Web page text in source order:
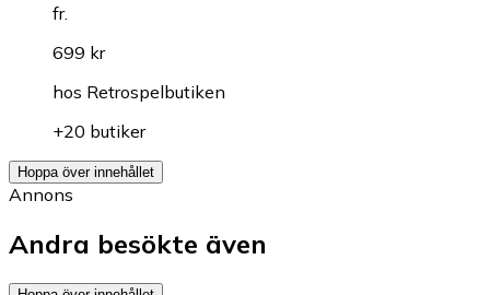
fr.
699 kr
hos Retrospelbutiken
+20 butiker
Hoppa över innehållet
Annons
Andra besökte även